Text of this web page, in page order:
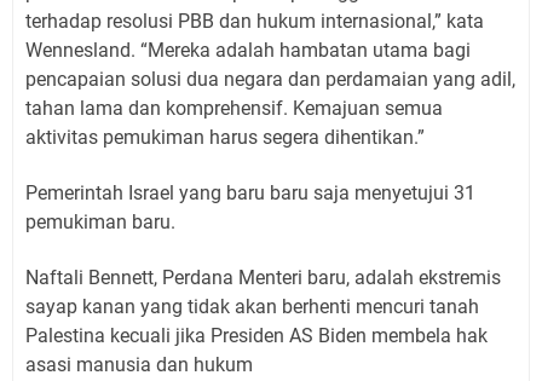
terhadap resolusi PBB dan hukum internasional,” kata
Wennesland. “Mereka adalah hambatan utama bagi
pencapaian solusi dua negara dan perdamaian yang adil,
tahan lama dan komprehensif. Kemajuan semua
aktivitas pemukiman harus segera dihentikan.”
Pemerintah Israel yang baru baru saja menyetujui 31
pemukiman baru.
Naftali Bennett, Perdana Menteri baru, adalah ekstremis
sayap kanan yang tidak akan berhenti mencuri tanah
Palestina kecuali jika Presiden AS Biden membela hak
asasi manusia dan hukum